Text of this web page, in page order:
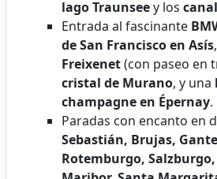
lago Traunseey los
Entrada al fascinante
de San Francisco en Asís
Freixenet(con paseo en
cristal de Murano, y una
champagne en Épernay.
Paradas con encanto en
Sebastián, Brujas,
Rotemburgo,